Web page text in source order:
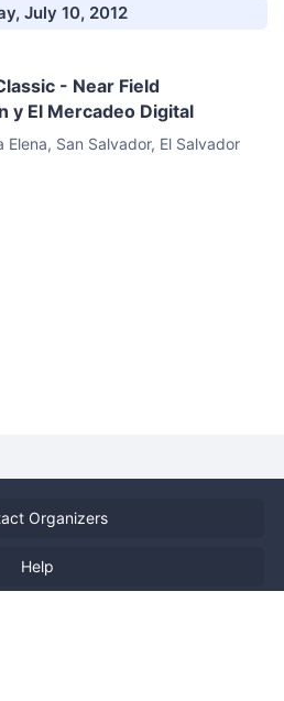
July 10, 2012
- Near Field
y El Mercadeo Digital
Elena, San Salvador, El Salvador
Organizers
Help